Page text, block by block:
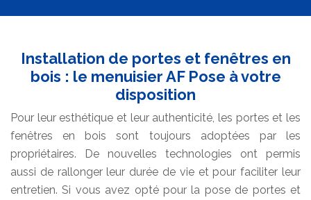
Installation de portes et fenêtres en
bois : le menuisier AF Pose à votre
disposition
Pour leur esthétique et leur authenticité, les portes et les
fenêtres en bois sont toujours adoptées par les
propriétaires. De nouvelles technologies ont permis
aussi de rallonger leur durée de vie et pour faciliter leur
entretien. Si vous avez opté pour la pose de portes et